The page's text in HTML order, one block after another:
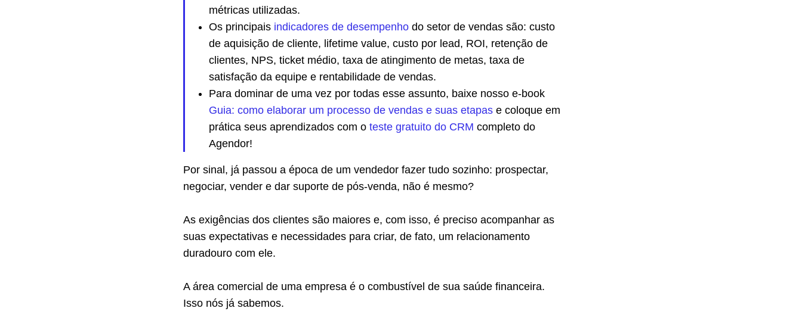
métricas utilizadas.
Os principais indicadores de desempenho do setor de vendas são: custo
de aquisição de cliente, lifetime value, custo por lead, ROI, retenção de
clientes, NPS, ticket médio, taxa de atingimento de metas, taxa de
satisfação da equipe e rentabilidade de vendas.
Para dominar de uma vez por todas esse assunto, baixe nosso e-book
Guia: como elaborar um processo de vendas e suas etapas e coloque em
prática seus aprendizados com o teste gratuito do CRM completo do
Agendor!
Por sinal, já passou a época de um vendedor fazer tudo sozinho: prospectar,
negociar, vender e dar suporte de pós-venda, não é mesmo?
As exigências dos clientes são maiores e, com isso, é preciso acompanhar as
suas expectativas e necessidades para criar, de fato, um relacionamento
duradouro com ele.
A área comercial de uma empresa é o combustível de sua saúde financeira.
Isso nós já sabemos.